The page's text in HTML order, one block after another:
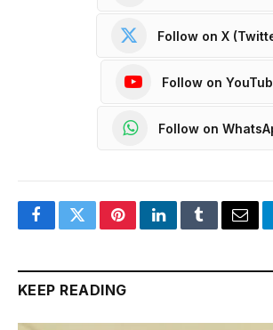
Follow on X
Follow on
Follow on
FacebookTwitterPinterestLinkedInTumblr
KEEP READING